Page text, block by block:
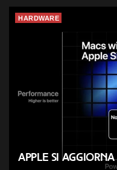
HARDWARE
Apple si